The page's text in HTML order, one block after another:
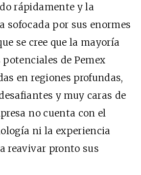
rápidamente y la
sofocada por sus enormes
se cree que la mayoría
potenciales de Pemex
en regiones profundas,
y muy caras de
no cuenta con el
ni la experiencia
reavivar pronto sus